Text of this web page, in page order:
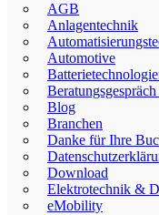
AGB
Anlagentechnik
Automotive
Blog
Branchen
Danke für Ihre
Download
Elektrotechnik &
eMobility